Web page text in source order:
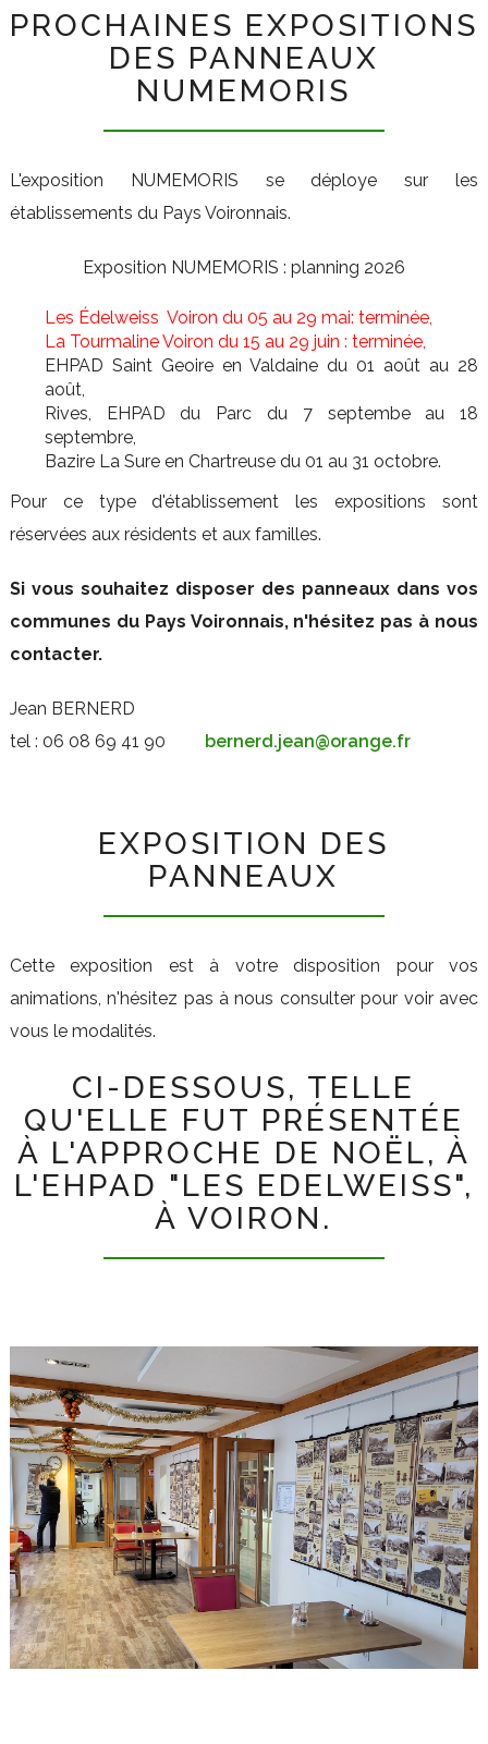
PROCHAINES EXPOSITIONS
DES PANNEAUX
NUMEMORIS
L'exposition NUMEMORIS se déploye sur les
établissements du Pays Voironnais.
Exposition NUMEMORIS : planning 2026
Les Édelweiss Voiron du 05 au 29 mai: terminée,
La Tourmaline Voiron du 15 au 29 juin : terminée,
EHPAD Saint Geoire en Valdaine du 01 août au 28
août,
Rives, EHPAD du Parc du 7 septembe au 18
septembre,
Bazire La Sure en Chartreuse du 01 au 31 octobre.
Pour ce type d'établissement les expositions sont
réservées aux résidents et aux familles.
Si vous souhaitez disposer des panneaux dans vos
communes du Pays Voironnais, n'hésitez pas à nous
contacter.
Jean BERNERD
tel : 06 08 69 41 90 bernerd.jean@orange.fr
EXPOSITION DES
PANNEAUX
Cette exposition est à votre disposition pour vos
animations, n'hésitez pas à nous consulter pour voir avec
vous le modalités.
CI-DESSOUS, TELLE
QU'ELLE FUT PRÉSENTÉE
À L'APPROCHE DE NOËL, À
L'EHPAD "LES EDELWEISS",
À VOIRON.